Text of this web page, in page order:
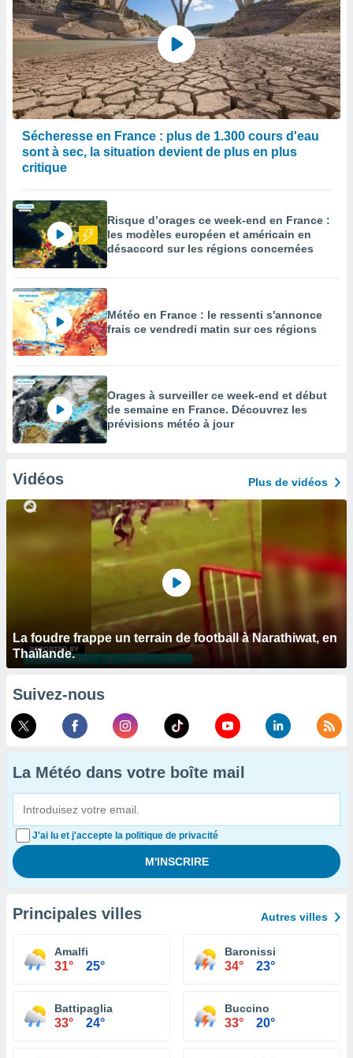
Sécheresse en France : plus de 1.300 cours d'eau
sont à sec, la situation devient de plus en plus
critique
Risque d’orages ce week-end en France :
les modèles européen et américain en
désaccord sur les régions concernées
Météo en France : le ressenti s'annonce
frais ce vendredi matin sur ces régions
Orages à surveiller ce week-end et début
de semaine en France. Découvrez les
prévisions météo à jour
Vidéos Plus de vidéos
La foudre frappe un terrain de football à Narathiwat, en
Thaïlande.
Suivez-nous
La Météo dans votre boîte mail
J'ai lu et j'accepte la politique de privacité
Principales villes Autres villes
Amalfi
31° 25°
Baronissi
34° 23°
Battipaglia
33° 24°
Buccino
33° 20°